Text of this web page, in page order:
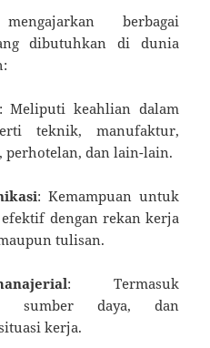
berbagai
dibutuhkan di dunia
Meliputi keahlian dalam
teknik, manufaktur,
perhotelan, dan lain-lain.
: Kemampuan untuk
dengan rekan kerja
tulisan.
: Termasuk
sumber daya, dan
kerja.